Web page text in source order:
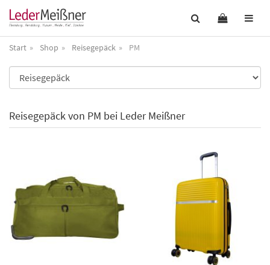
Start Shop Reisegepäck PM
Reisegepäck von PM bei Leder Meißner